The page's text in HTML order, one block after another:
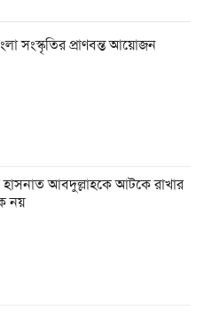
সংস্কৃতির প্রাণবন্ত আয়োজন
হাসনাত আবদুল্লাহকে আটকে রাখার
নয়